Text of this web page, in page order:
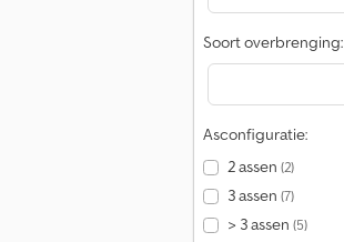
Soort overbrenging:
Asconfiguratie:
2 assen (2)
3 assen (7)
> 3 assen (5)